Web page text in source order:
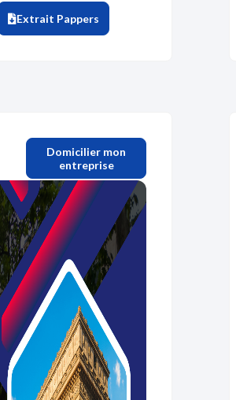
Extrait Pappers
Domicilier mon
entreprise